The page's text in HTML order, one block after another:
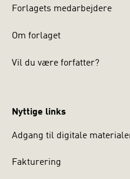
Forlagets medarbejdere
Om forlaget
Vil du være forfatter?
Nyttige links
Adgang til digitale
Fakturering